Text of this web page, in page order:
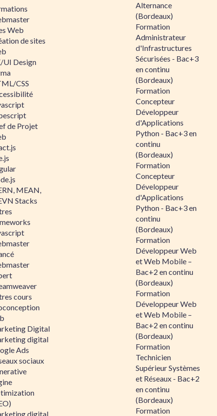
Web
de sites
UI Design
CSS
de Projet
MEAN,
Stacks
cours
Digital
digital
Ads
sociaux
digital
Alternance
(Bordeaux)
Formation
Administrateur
d'Infrastructures
Sécurisées - Bac+3
en continu
(Bordeaux)
Formation
Concepteur
Développeur
d'Applications
Python - Bac+3 en
continu
(Bordeaux)
Formation
Concepteur
Développeur
d'Applications
Python - Bac+3 en
continu
(Bordeaux)
Formation
Développeur Web
et Web Mobile –
Bac+2 en continu
(Bordeaux)
Formation
Développeur Web
et Web Mobile –
Bac+2 en continu
(Bordeaux)
Formation
Technicien
Supérieur Systèmes
et Réseaux - Bac+2
en continu
(Bordeaux)
Formation